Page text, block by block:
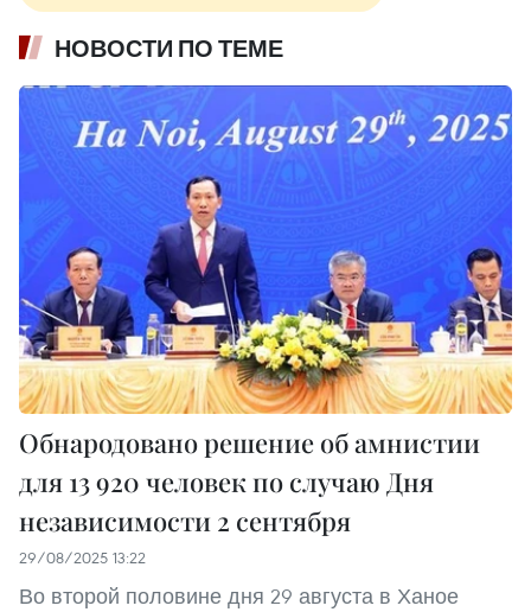
НОВОСТИ ПО ТЕМЕ
Обнародовано решение об амнистии
для 13 920 человек по случаю Дня
независимости 2 сентября
29/08/2025 13:22
Во второй половине дня 29 августа в Ханое